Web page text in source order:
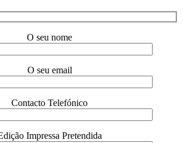
O seu nome
O seu email
Contacto Telefónico
Impressa Pretendida